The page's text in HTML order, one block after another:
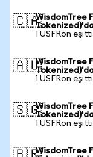
🇨🇦WisdomTree
1 USFRon
🇦🇺WisdomTree
1 USFRon
🇸🇬WisdomTree
1 USFRon
WisdomTree